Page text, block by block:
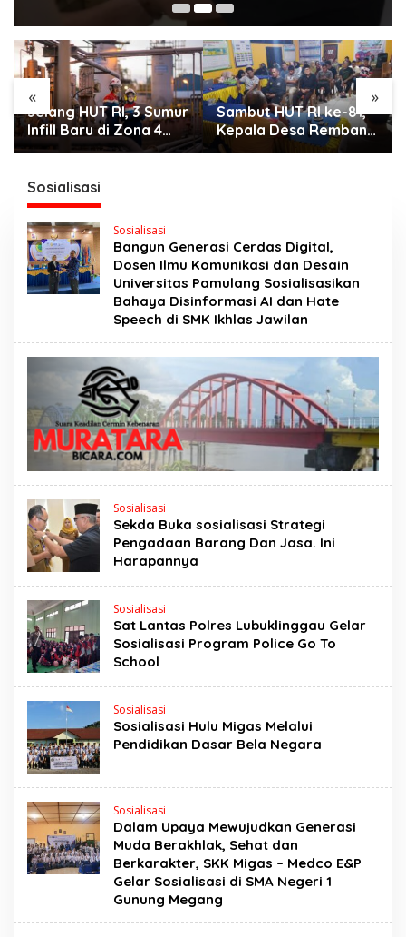
« »
Jelang HUT RI, 3 Sumur
Infill Baru di Zona 4
Dukung Kedaulatan
Sambut HUT RI ke-81,
Kepala Desa Remban
Gelar Rapat Persiapan
Sosialisasi
Sosialisasi
Bangun Generasi Cerdas Digital,
Dosen Ilmu Komunikasi dan Desain
Universitas Pamulang Sosialisasikan
Bahaya Disinformasi AI dan Hate
Speech di SMK Ikhlas Jawilan
Sosialisasi
Sekda Buka sosialisasi Strategi
Pengadaan Barang Dan Jasa. Ini
Harapannya
Sosialisasi
Sat Lantas Polres Lubuklinggau Gelar
Sosialisasi Program Police Go To
School
Sosialisasi
Sosialisasi Hulu Migas Melalui
Pendidikan Dasar Bela Negara
Sosialisasi
Dalam Upaya Mewujudkan Generasi
Muda Berakhlak, Sehat dan
Berkarakter, SKK Migas – Medco E&P
Gelar Sosialisasi di SMA Negeri 1
Gunung Megang